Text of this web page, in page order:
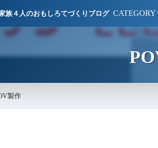
族４人のおもしろてづくりブログ CATEGORY
製作